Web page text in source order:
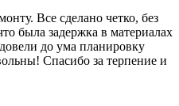
Все сделано четко, без
была задержка в материалах
до ума планировку
Спасибо за терпение и